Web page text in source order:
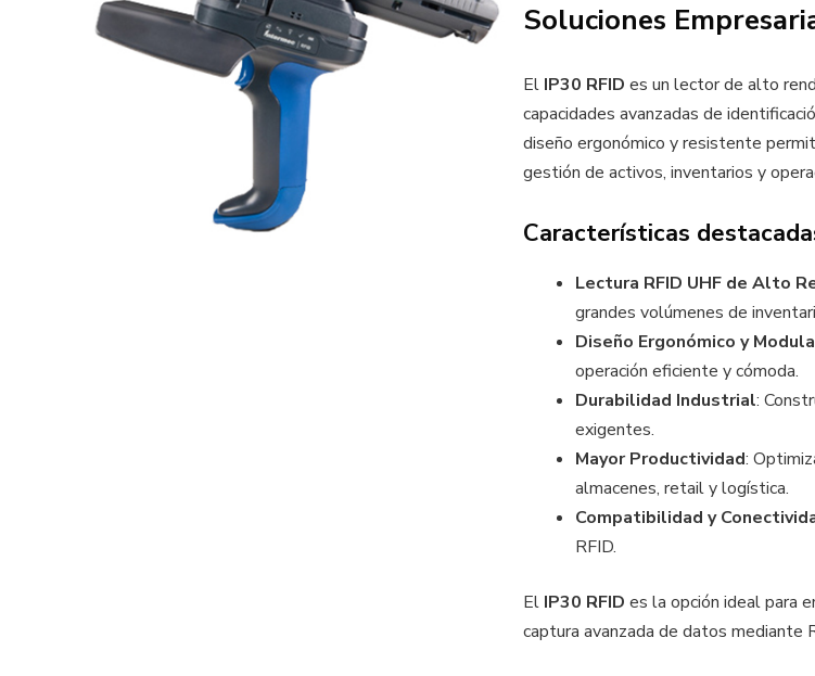
Soluciones
El IP30 RFID es un lector de alto
capacidades avanzadas de
diseño ergonómico y resistente
gestión de activos, inventarios y
Características
Lectura RFID UHF de Alto
grandes volúmenes de
Diseño Ergonómico y
operación eficiente y cómoda.
Durabilidad Industrial:
exigentes.
Mayor Productividad:
almacenes, retail y logística.
Compatibilidad y
RFID.
El IP30 RFID es la opción ideal para
captura avanzada de datos mediante